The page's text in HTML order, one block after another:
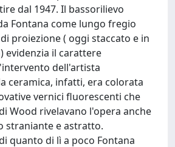
dal 1947. Il bassorilievo
Fontana come lungo fregio
proiezione ( oggi staccato e in
evidenzia il carattere
dell'artista
ceramica, infatti, era colorata
vernici fluorescenti che
Wood rivelavano l'opera anche
straniante e astratto.
quanto di lì a poco Fontana